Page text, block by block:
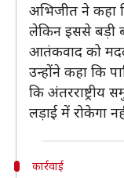
अभिजीत ने कहा
लेकिन इससे बड़ी
आतंकवाद को
उन्होंने कहा कि
कि
लड़ाई में रोकेगा
कार्रवाई